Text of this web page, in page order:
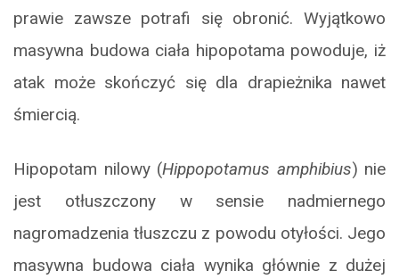
prawie zawsze potrafi się obronić. Wyjątkowo
masywna budowa ciała hipopotama powoduje, iż
atak może skończyć się dla drapieżnika nawet
śmiercią.
Hipopotam nilowy (Hippopotamus amphibius) nie
jest otłuszczony w sensie nadmiernego
nagromadzenia tłuszczu z powodu otyłości. Jego
masywna budowa ciała wynika głównie z dużej